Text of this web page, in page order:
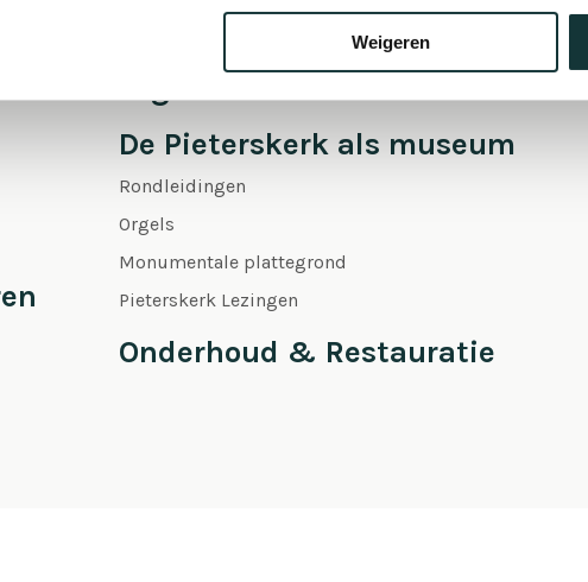
Weigeren
De Pieterskerk als museum
Rondleidingen
Orgels
Monumentale plattegrond
Pieterskerk Lezingen
Onderhoud & Restauratie